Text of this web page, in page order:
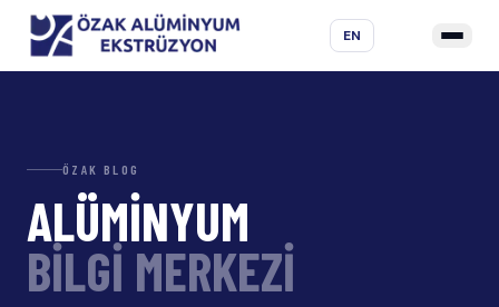
EN
ÖZAK BLOG
ALÜMİNYUM
BİLGİ MERKEZİ